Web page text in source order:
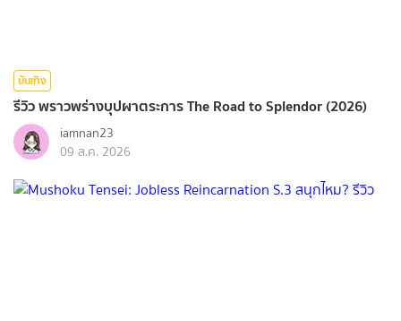
บันเทิง
รีวิว พราวพร่างบุปผาตระการ The Road to Splendor (2026)
iamnan23
09 ส.ค. 2026